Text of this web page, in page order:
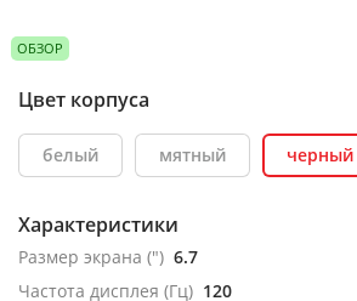
ОБЗОР
Цвет корпуса
белый мятный черный
Характеристики
Размер экрана (") 6.7
Частота дисплея (Гц) 120